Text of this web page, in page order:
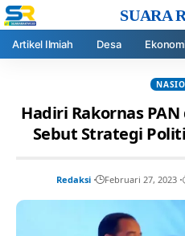
SUARA
Artikel Ilmiah Desa
Hadiri Rakornas
Sebut Strategi
Redaksi Februari 27, 2023